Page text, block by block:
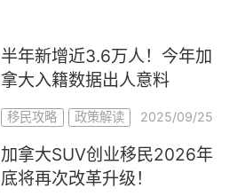
半年新增近3.6万人！今年加
拿大入籍数据出人意料
移民攻略 政策解读 2025/09/25
加拿大SUV创业移民2026年
底将再次改革升级！